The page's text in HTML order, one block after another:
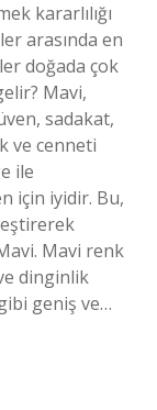
kararlılığı
arasında en
doğada çok
Mavi,
sadakat,
ve cenneti
ile
için iyidir. Bu,
Mavi renk
dinginlik
geniş ve…